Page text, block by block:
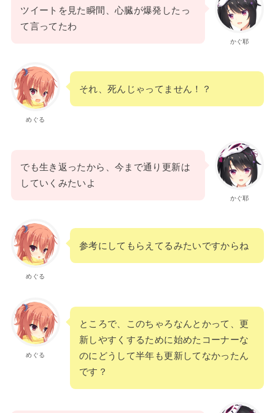
かぐ耶
ツイートを見た瞬間、心臓が爆発したっ
て言ってたわ
めぐる
それ、死んじゃってません！？
かぐ耶
でも生き返ったから、今まで通り更新は
していくみたいよ
めぐる
参考にしてもらえてるみたいですからね
めぐる
ところで、このちゃろなんとかって、更
新しやすくするために始めたコーナーな
のにどうして半年も更新してなかったん
です？